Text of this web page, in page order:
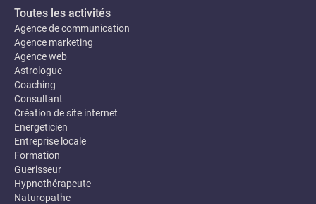
Toutes les activités
Agence de communication
Agence marketing
Agence web
Astrologue
Coaching
Consultant
Création de site internet
Energeticien
Entreprise locale
Formation
Guerisseur
Hypnothérapeute
Naturopathe